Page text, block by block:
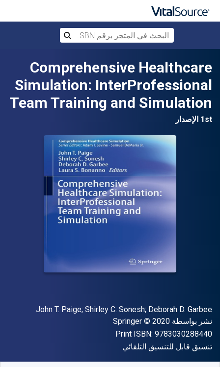
تخطي إلى المحتوى الرئيسي
Comprehensive Healthcare
Simulation: InterProfessional
Team Training and Simulation
1st الإصدار
المؤلف (المؤلفون)
John T. Paige; Shirley C. Sonesh; Deborah D. Garbee
الناشر
نشر بواسطة Springer
حقوق الطبع والنشر © 2020
Print ISBN: 9783030288440
شكل
تنسيق قابل للتنسيق التلقائي